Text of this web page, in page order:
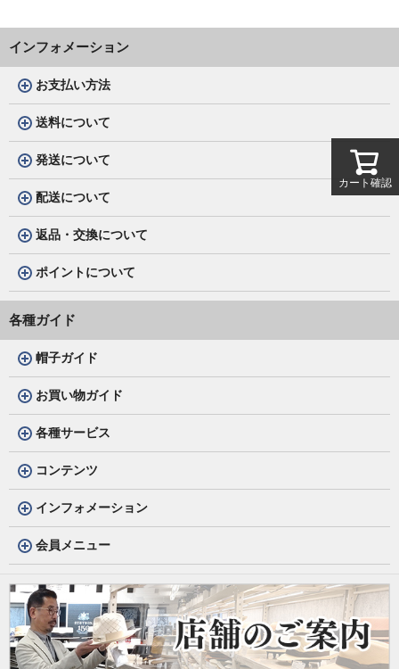
インフォメーション
お支払い方法
送料について
発送について
配送について
返品・交換について
ポイントについて
各種ガイド
帽子ガイド
お買い物ガイド
各種サービス
コンテンツ
インフォメーション
会員メニュー
カート確認